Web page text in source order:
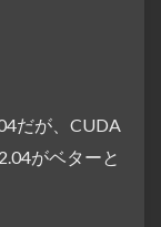
だが、CUDA
がベターと